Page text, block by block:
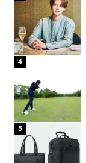
4
5